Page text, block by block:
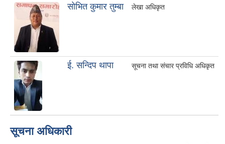
साेभित कुमार तुम्बा लेखा अधिकृत
ई. सन्दिप थापा सूचना तथा संचार प्रविधि अधिकृत
सूचना अधिकारी